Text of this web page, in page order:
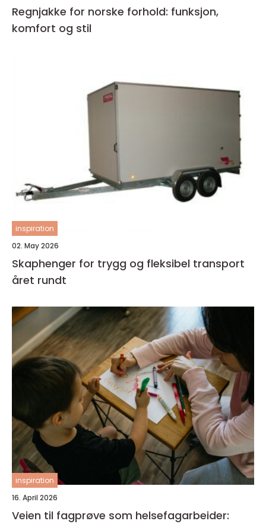
Regnjakke for norske forhold: funksjon,
komfort og stil
inspiration
02. May 2026
Skaphenger for trygg og fleksibel transport
året rundt
inspiration
16. April 2026
Veien til fagprøve som helsefagarbeider: